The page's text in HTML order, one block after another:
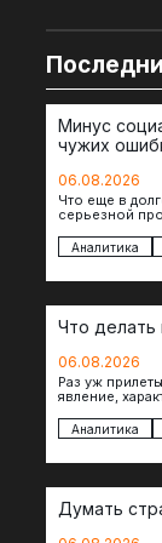
Минус
чужих
06.08.2026
Что еще в
серьезной
которых
Аналитика
Что делать
06.08.2026
Раз уж
явление,
Аналитика
Думать